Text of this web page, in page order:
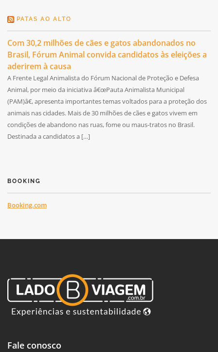
PATAS AO ALTO
Com 30,2 milhões de cães e gatos abandonados no
Brasil, Fórum Animal convida candidatos às eleições a
aderirem à causa
A Frente Legal Animalista do Fórum Nacional de Proteção e Defesa
Animal, por meio da iniciativa â€œPauta Animalista Municipal
(PAM)â€, apresenta importantes temas voltados para a proteção dos
animais nas cidades. Mais de 30 milhões de cães e gatos vivem em
condições de abandono nas ruas, fome ou maus-tratos no Brasil.
Destinada a candidatos a […]
BOOKING
Booking.com
Fale conosco